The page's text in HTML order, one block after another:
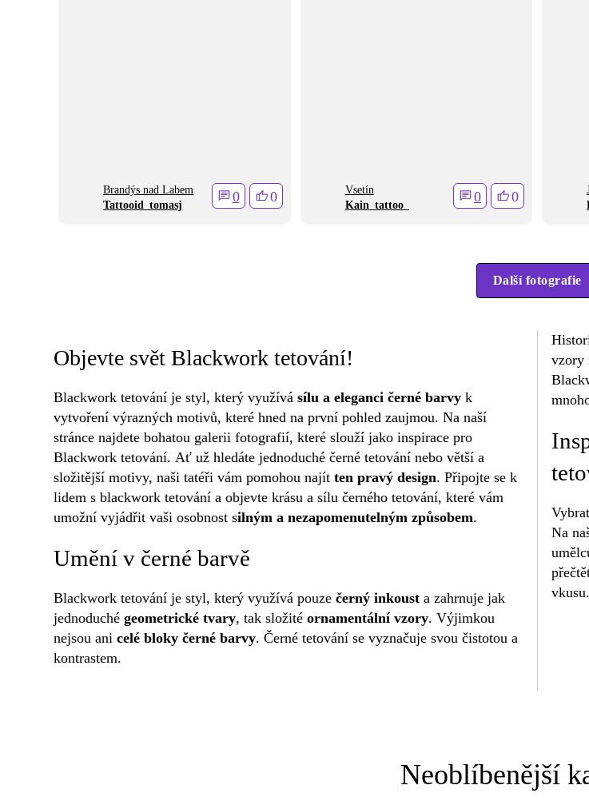
Brandýs nad Labem
Tattooid_tomasj
0 0
Vsetín
Kain_tattoo_
0 0
Další fotografie
Objevte svět Blackwork tetování!
Blackwork tetování je styl, který využívásílu a eleganci černé barvy k
vytvoření výrazných motivů, které hned na první pohled zaujmou. Na naší
stránce najdete bohatou galerii fotografií, které slouží jako inspirace pro
Blackwork tetování. Ať už hledáte jednoduché černé tetování nebo větší a
složitější motivy, naši tatéři vám pomohou najítten pravý design. Připojte se k
lidem s blackwork tetování a objevte krásu a sílu černého tetování, které vám
umožní vyjádřit vaši osobnost silným a nezapomenutelným způsobem.
Umění v černé barvě
Blackwork tetování je styl, který využívá pouzečerný inkoust a zahrnuje jak
jednoduchégeometrické tvary, tak složitéornamentální vzory. Výjimkou
nejsou anicelé bloky černé barvy. Černé tetování se vyznačuje svou čistotou a
kontrastem.
vzory
Na
vkusu.
Neoblíbenější